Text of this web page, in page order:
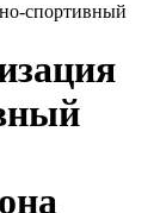
спортивный